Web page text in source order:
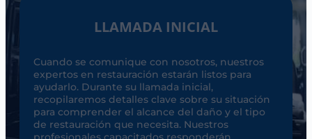
LLAMADA INICIAL
Cuando se comunique con nosotros, nuestros
expertos en restauración estarán listos para
ayudarlo. Durante su llamada inicial,
recopilaremos detalles clave sobre su situación
para comprender el alcance del daño y el tipo
de restauración que necesita. Nuestros